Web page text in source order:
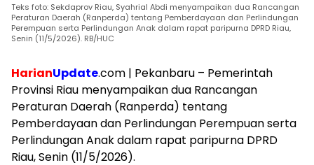
Teks foto: Sekdaprov Riau, Syahrial Abdi menyampaikan dua Rancangan
Peraturan Daerah (Ranperda) tentang Pemberdayaan dan Perlindungan
Perempuan serta Perlindungan Anak dalam rapat paripurna DPRD Riau,
Senin (11/5/2026). RB/HUC
HarianUpdate.com | Pekanbaru – Pemerintah
Provinsi Riau menyampaikan dua Rancangan
Peraturan Daerah (Ranperda) tentang
Pemberdayaan dan Perlindungan Perempuan serta
Perlindungan Anak dalam rapat paripurna DPRD
Riau, Senin (11/5/2026).